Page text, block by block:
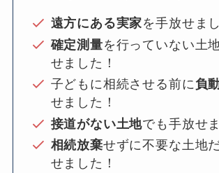
遠方にある実家を手放せま
確定測量を行っていない土
せました！
子どもに相続させる前に負
せました！
接道がない土地でも手放せ
相続放棄せずに不要な土地
せました！